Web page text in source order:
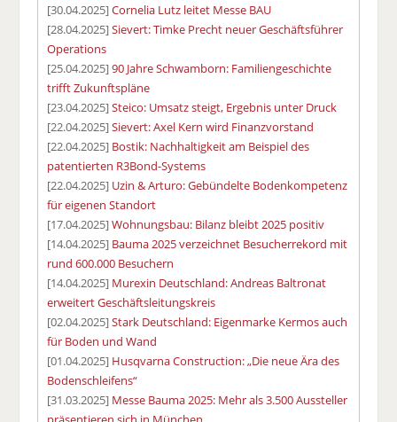
[30.04.2025]Cornelia Lutz leitet Messe BAU
[28.04.2025]Sievert: Timke Precht neuer Geschäftsführer
Operations
[25.04.2025]90 Jahre Schwamborn: Familiengeschichte
trifft Zukunftspläne
[23.04.2025]Steico: Umsatz steigt, Ergebnis unter Druck
[22.04.2025]Sievert: Axel Kern wird Finanzvorstand
[22.04.2025] Bostik: Nachhaltigkeit am Beispiel des
patentierten R3Bond-Systems
[22.04.2025] Uzin & Arturo: Gebündelte Bodenkompetenz
für eigenen Standort
[17.04.2025]Wohnungsbau: Bilanz bleibt 2025 positiv
[14.04.2025] Bauma 2025 verzeichnet Besucherrekord mit
rund 600.000 Besuchern
[14.04.2025] Murexin Deutschland: Andreas Baltronat
erweitert Geschäftsleitungskreis
[02.04.2025]Stark Deutschland: Eigenmarke Kermos auch
für Boden und Wand
[01.04.2025] Husqvarna Construction: „Die neue Ära des
Bodenschleifens“
[31.03.2025] Messe Bauma 2025: Mehr als 3.500 Aussteller